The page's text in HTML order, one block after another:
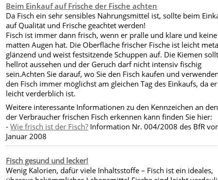
Beim Einkauf auf Frische der Fische achten
Da Fisch ein sehr sensibles Nahrungsmittel ist, sollte beim
auf Qualität und Frische geachtet werden!
Fisch ist immer dann frisch, wenn er pralle und klare und keine
matten Augen hat. Die Oberfläche frischer Fische ist leicht
glänzend und weist festsitzende Schuppen auf. Die Kiemen
hellrot aussehen und der Geruch darf nicht intensiv fischig
sein.Achten Sie darauf, wo Sie den Fisch kaufen und
den Fisch immer möglichst am gleichen Tag des Einkaufs, da er
leicht verderblich ist.
Weitere interessante Informationen zu den Kennzeichen an
der Verbraucher frischen Fisch erkennen kann finden Sie hier:
-Wie frisch ist der Fisch? Information Nr. 004/2008 des BfR
Januar 2008
Fisch gesund und lecker!
Wenig Kalorien, dafür viele Inhaltsstoffe – Fisch ist ein ideales,